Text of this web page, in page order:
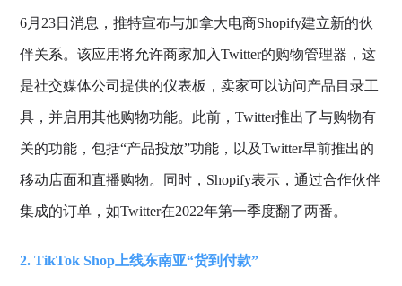
6月23日消息，推特宣布与加拿大电商Shopify建立新的伙
伴关系。该应用将允许商家加入Twitter的购物管理器，这
是社交媒体公司提供的仪表板，卖家可以访问产品目录工
具，并启用其他购物功能。此前，Twitter推出了与购物有
关的功能，包括“产品投放”功能，以及Twitter早前推出的
移动店面和直播购物。同时，Shopify表示，通过合作伙伴
集成的订单，如Twitter在2022年第一季度翻了两番。
2. TikTok Shop上线东南亚“货到付款”